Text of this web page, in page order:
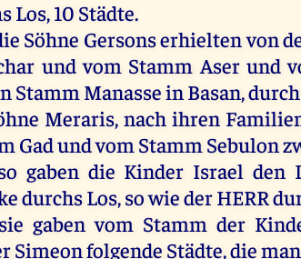
Los, 10 Städte.
Söhne Gersonserhieltenvon
und vom Stamm Aserund
Stamm Manassein Basan,
Meraris, nach ihren
Gadundvom Stamm Sebulon
gaben die Kinder Israel den
durchsLos,sowiederHERR
sie gaben vom Stamm der
Simeonfolgende Städte,dieman